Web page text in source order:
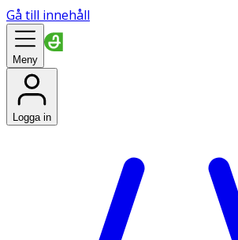
Gå till innehåll
Meny
Logga in